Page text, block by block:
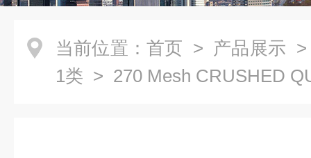
当前位置： 首页 > 产品展示
1类 > 270 Mesh CRUSHED